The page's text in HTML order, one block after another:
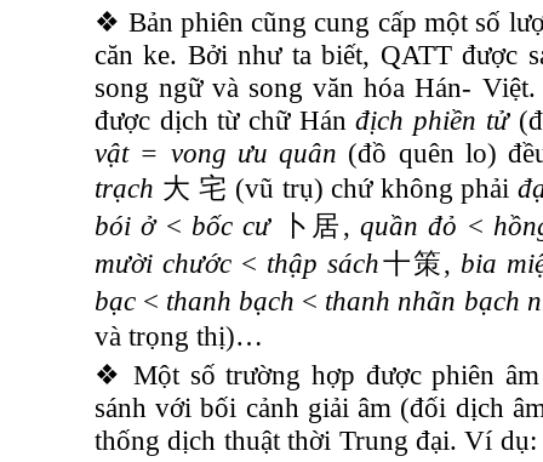
❖ Bản phiên cũng cung cấp một số
căn ke. Bởi như ta biết, QATT được
song ngữ và song văn hóa Hán-
được dịch từ chữ Hánđịch phiền tử
vật = vong ưu quân (đồ quên lo)
trạch 大 宅 (vũ trụ) chứ không phải
bói ở < bốc cư 卜居, quần đỏ <
mười chước < thập sách十策, bia
bạc < thanh bạch < thanh nhãn bạch
và trọng thị)…
❖ Một số trường hợp được phiên
sánh với bối cảnh giải âm (đối dịch
thống dịch thuật thời Trung đại. Ví